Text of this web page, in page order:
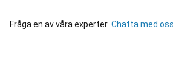
Fråga en av våra experter. Chatta med oss